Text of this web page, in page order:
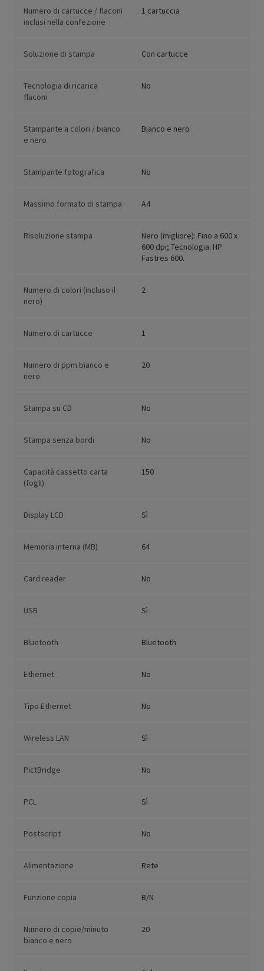
Numero di cartucce / flaconi
inclusi nella confezione
1 cartuccia
Soluzione di stampa Con cartucce
Tecnologia di ricarica
flaconi
No
Stampante a colori / bianco
e nero
Bianco e nero
Stampante fotografica No
Massimo formato di stampa A4
Risoluzione stampa
Nero (migliore): Fino a 600 x
600 dpi; Tecnologia: HP
Fastres 600.
Numero di colori (incluso il
nero)
2
Numero di cartucce 1
Numero di ppm bianco e
nero
20
Stampa su CD No
Stampa senza bordi No
Capacità cassetto carta
(fogli)
150
Display LCD Sì
Memoria interna (MB) 64
Card reader No
USB Sì
Bluetooth Bluetooth
Ethernet No
Tipo Ethernet No
Wireless LAN Sì
PictBridge No
PCL Sì
Postscript No
Alimentazione Rete
Funzione copia B/N
Numero di copie/minuto
bianco e nero
20